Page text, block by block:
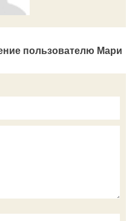
пользователю Мари